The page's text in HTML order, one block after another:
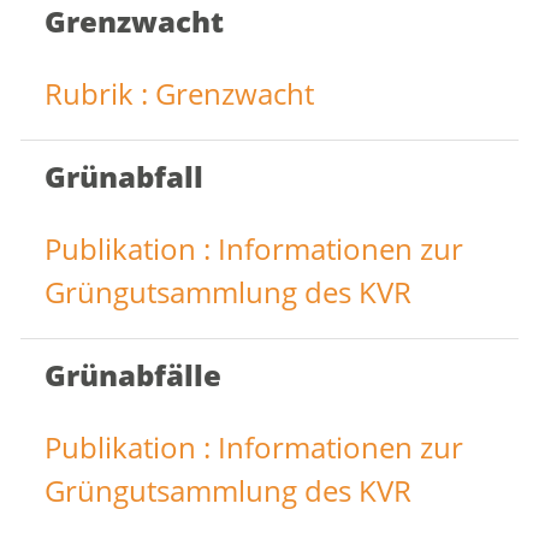
Grenzwacht
Rubrik : Grenzwacht
Grünabfall
Publikation : Informationen zur
Grüngutsammlung des KVR
Grünabfälle
Publikation : Informationen zur
Grüngutsammlung des KVR